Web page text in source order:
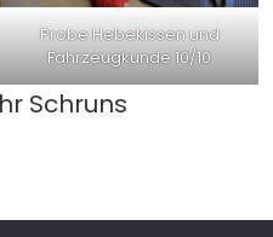
Probe Hebekissen und
Fahrzeugkunde 10/10
Schruns